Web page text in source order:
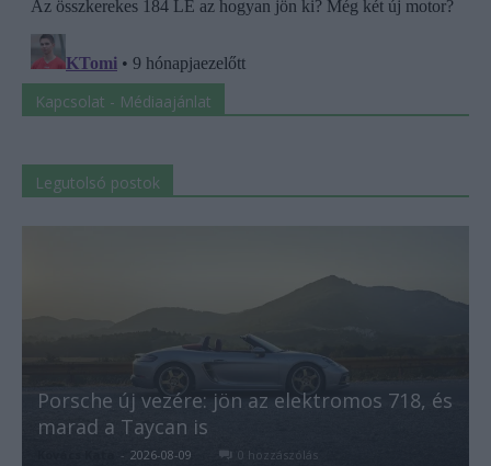
Kapcsolat - Médiaajánlat
Legutolsó postok
Porsche új vezére: jön az elektromos 718, és
marad a Taycan is
- 2026-08-09 0 hozzászólás